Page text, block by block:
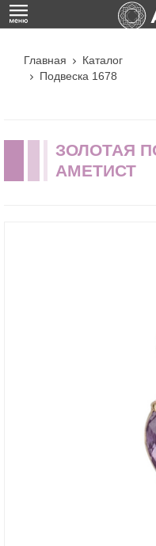
Главная
Каталог
Подвеска 1678
ЗОЛОТАЯ
АМЕТИСТ